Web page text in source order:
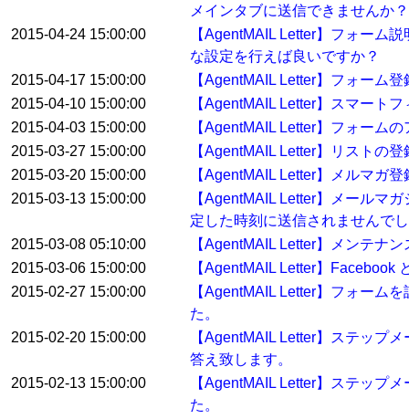
メインタブに送信できませんか？
2015-04-24 15:00:00
【AgentMAIL Letter】フォーム
な設定を行えば良いですか？
2015-04-17 15:00:00
【AgentMAIL Letter】フォーム
2015-04-10 15:00:00
【AgentMAIL Letter】スマート
2015-04-03 15:00:00
【AgentMAIL Letter】フォーム
2015-03-27 15:00:00
【AgentMAIL Letter】リストの
2015-03-20 15:00:00
【AgentMAIL Letter】メルマガ
2015-03-13 15:00:00
【AgentMAIL Letter】メールマ
定した時刻に送信されませんで
2015-03-08 05:10:00
【AgentMAIL Letter】メンテナ
2015-03-06 15:00:00
【AgentMAIL Letter】Facebook
2015-02-27 15:00:00
【AgentMAIL Letter】フォーム
た。
2015-02-20 15:00:00
【AgentMAIL Letter】ステップ
答え致します。
2015-02-13 15:00:00
【AgentMAIL Letter】ステップ
た。